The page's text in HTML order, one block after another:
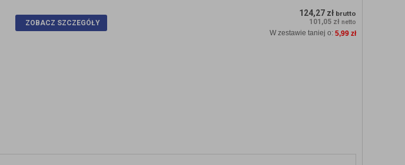
ZOBACZ SZCZEGÓŁY
124,27 zł brutto
101,05 zł netto
W zestawie taniej o: 5,99 zł